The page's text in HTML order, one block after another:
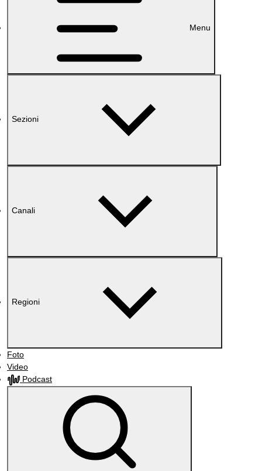
Menu
Sezioni
Canali
Regioni
Foto
Video
Podcast